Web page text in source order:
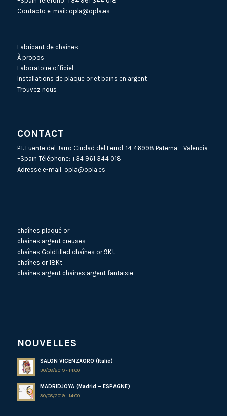
Contacto e-mail: opla@opla.es
Fabricant de chaînes
À propos
Laboratoire officiel
Installations de plaque or et bains en argent
Trouvez nous
CONTACT
P.I. Fuente del Jarro Ciudad del Ferrol, 14 46998 Paterna – Valencia
–Spain Téléphone: +34 961 344 018
Adresse e-mail: opla@opla.es
chaînes plaqué or
chaînes argent creuses
chaînes Goldfilled chaînes or 9Kt
chaînes or 18Kt
chaînes argent chaînes argent fantaisie
NOUVELLES
SALON VICENZAORO (Italie)
30/08/2019 - 14:00
MADRIDJOYA (Madrid – ESPAGNE)
30/08/2019 - 14:00